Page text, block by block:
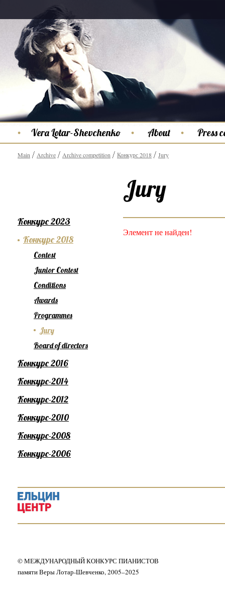
Vera Lotar-Shevchenko About Press
Main Archive Archive competition Конкурс 2018 Jury
Jury
Элемент не найден!
Конкурс 2023
Конкурс 2018
Contest
Junior Contest
Conditions
Awards
Programmes
Jury
Board of directors
Конкурс 2016
Конкурс-2014
Конкурс-2012
Конкурс-2010
Конкурс-2008
Конкурс-2006
© МЕЖДУНАРОДНЫЙ КОНКУРС ПИАНИСТОВ
памяти Веры Лотар-Шевченко, 2005–2025